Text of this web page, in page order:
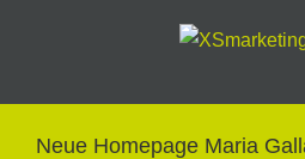
Neue Homepage Maria